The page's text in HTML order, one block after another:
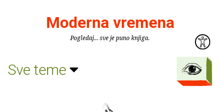
Moderna vremena
Pogledaj... sve je puno knjiga.
Sve teme